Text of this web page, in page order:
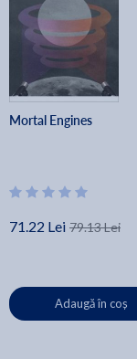
Mortal Engines
71.22 Lei 79.13 Lei
Adaugă în coș